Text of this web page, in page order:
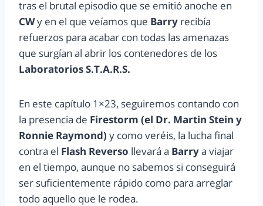
tras el brutal episodio que se emitió anoche en
CWy en el que veíamos que Barry recibía
refuerzos para acabar con todas las amenazas
que surgían al abrir los contenedores de los
Laboratorios S.T.A.R.S.
En este capítulo 1×23, seguiremos contando con
la presencia de Firestorm (el Dr. Martin Stein y
Ronnie Raymond) y como veréis, la lucha final
contra el Flash Reverso llevará a Barrya viajar
en el tiempo, aunque no sabemos si conseguirá
ser suficientemente rápido como para arreglar
todo aquello que le rodea.